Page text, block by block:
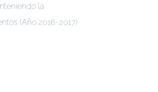
la
(Año 2016-2017)